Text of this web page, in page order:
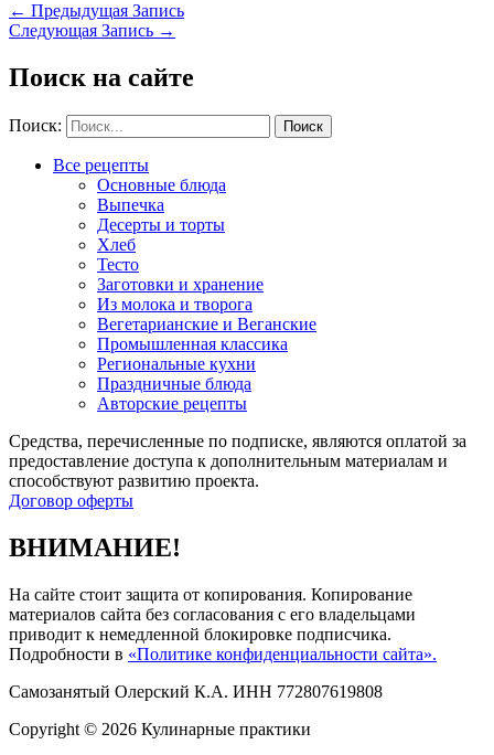
← Предыдущая Запись
Следующая Запись →
Поиск на сайте
Поиск:
Все рецепты
Основные блюда
Выпечка
Десерты и торты
Хлеб
Тесто
Заготовки и хранение
Из молока и творога
Вегетарианские и Веганские
Промышленная классика
Региональные кухни
Праздничные блюда
Авторские рецепты
Средства, перечисленные по подписке, являются оплатой за
предоставление доступа к дополнительным материалам и
способствуют развитию проекта.
Договор оферты
ВНИМАНИЕ!
На сайте стоит защита от копирования. Копирование
материалов сайта без согласования с его владельцами
приводит к немедленной блокировке подписчика.
Подробности в «Политике конфиденциальности сайта».
Самозанятый Олерский К.А. ИНН 772807619808
Copyright © 2026 Кулинарные практики